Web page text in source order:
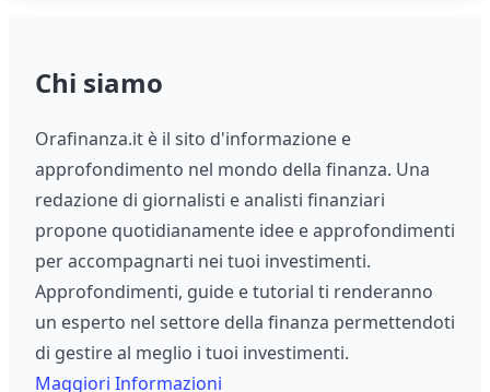
Chi siamo
Orafinanza.it è il sito d'informazione e
approfondimento nel mondo della finanza. Una
redazione di giornalisti e analisti finanziari
propone quotidianamente idee e approfondimenti
per accompagnarti nei tuoi investimenti.
Approfondimenti, guide e tutorial ti renderanno
un esperto nel settore della finanza permettendoti
di gestire al meglio i tuoi investimenti.
Maggiori Informazioni